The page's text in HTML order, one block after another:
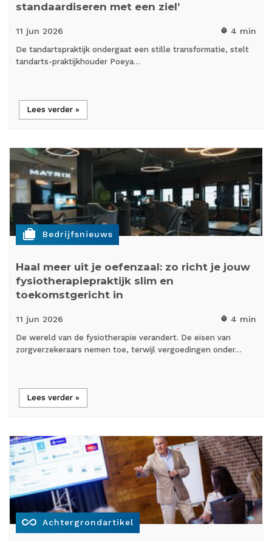
standaardiseren met een ziel’
11 jun 2026 timer 4 min
De tandartspraktijk ondergaat een stille transformatie, stelt
tandarts-praktijkhouder Poeya…
Lees verder »
cases Bedrijfsnieuws
Haal meer uit je oefenzaal: zo richt je jouw
fysiotherapiepraktijk slim en
toekomstgericht in
11 jun 2026 timer 4 min
De wereld van de fysiotherapie verandert. De eisen van
zorgverzekeraars nemen toe, terwijl vergoedingen onder…
Lees verder »
all_inclusive Achtergrondartikel